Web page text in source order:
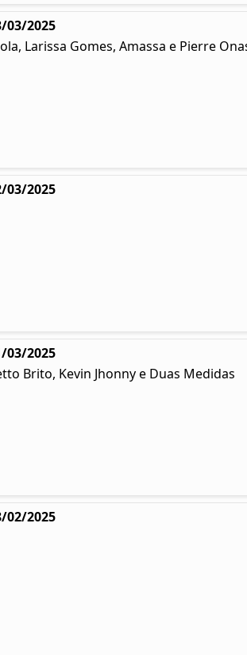
03/2025
Larissa Gomes, Amassa e Pierre
03/2025
03/2025
Brito, Kevin Jhonny e Duas Medidas
02/2025